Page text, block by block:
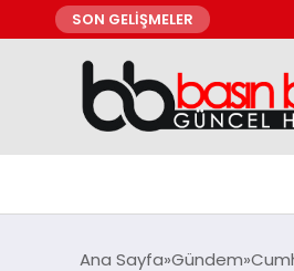
SON GELİŞMELER
Ana Sayfa Gündem